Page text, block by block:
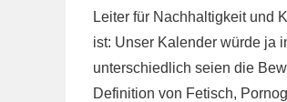
Leiter für Nachhaltigkeit und
ist: Unser Kalender würde ja
unterschiedlich seien die
Definition von Fetisch,